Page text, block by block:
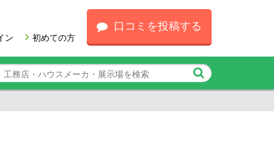
ン 初めての方
口コミを投稿する